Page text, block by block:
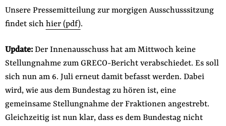
Unsere Pressemitteilung zur morgigen Ausschusssitzung
findet sich hier (pdf).
Update:Der Innenausschuss hat am Mittwoch keine
Stellungnahme zum GRECO-Bericht verabschiedet. Es soll
sich nun am 6. Juli erneut damit befasst werden. Dabei
wird, wie aus dem Bundestag zu hören ist, eine
gemeinsame Stellungnahme der Fraktionen angestrebt.
Gleichzeitig ist nun klar, dass es dem Bundestag nicht